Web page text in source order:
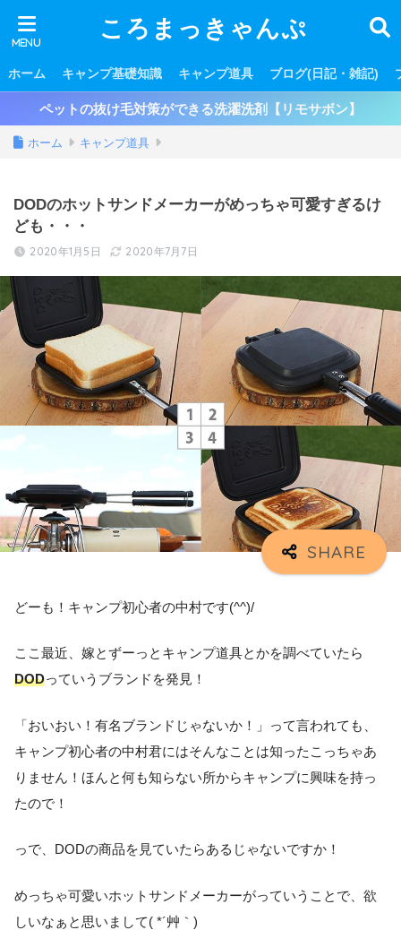
ころまっきゃんぷ
ホーム キャンプ基礎知識 キャンプ道具 ブログ(日記・雑記)
ペットの抜け毛対策ができる洗濯洗剤【リモサボン】
ホーム キャンプ道具
DODのホットサンドメーカーがめっちゃ可愛すぎるけ
ども・・・
2020年1月5日 2020年7月7日
どーも！キャンプ初心者の中村です(^^)/
ここ最近、嫁とずーっとキャンプ道具とかを調べていたら
DODっていうブランドを発見！
「おいおい！有名ブランドじゃないか！」って言われても、
キャンプ初心者の中村君にはそんなことは知ったこっちゃあ
りません！ほんと何も知らない所からキャンプに興味を持っ
たので！
っで、DODの商品を見ていたらあるじゃないですか！
めっちゃ可愛いホットサンドメーカーがっていうことで、欲
しいなぁと思いまして( *´艸｀)